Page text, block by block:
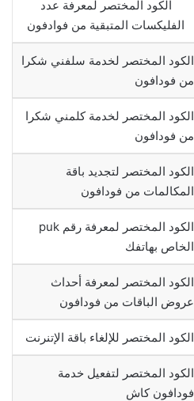
الكود المختصر لمعرفة عدد
الفليكسات المتبقية من فوادفون
الكود المختصر لخدمة سلفني شكرا
من فودافون
الكود المختصر لخدمة كلمني شكرا
من فودافون
الكود المختصر لتجديد باقة
المكالمات من فودافون
الخاص بهاتفك
الكود المختصر لمعرفة أحداث
عروض الباقات من فودافون
الكود المختصر للإلغاء باقة الإتنرنت
الكود المختصر لتفعيل خدمة
فودافون كاش